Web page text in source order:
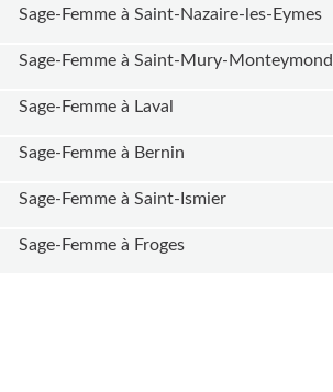
Sage-Femme à Saint-Nazaire-les-Eymes
Sage-Femme à Saint-Mury-Monteymond
Sage-Femme à Laval
Sage-Femme à Bernin
Sage-Femme à Saint-Ismier
Sage-Femme à Froges